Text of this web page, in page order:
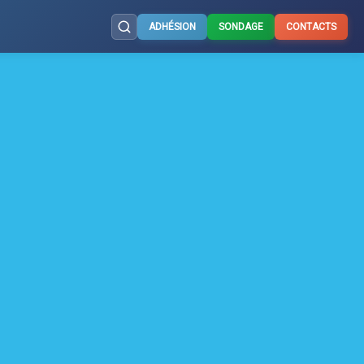
ADHÉSION SONDAGE CONTACTS